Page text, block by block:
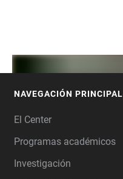
NAVEGACIÓN PRINCIPAL
El Center
Programas académicos
Investigación